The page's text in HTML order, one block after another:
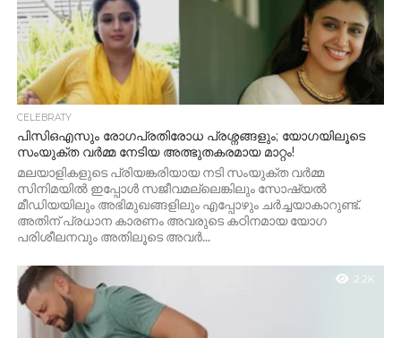
CELEBRATY
പിസിഒഎസും രോഗപ്രതിരോധ പ്രശ്നങ്ങളും; യോഗയിലൂടെ
സംയുക്ത വർമ്മ നേടിയ അത്ഭുതകരമായ മാറ്റം!
മലയാളികളുടെ പ്രിയങ്കരിയായ നടി സംയുക്ത വർമ്മ
സിനിമയിൽ ഇപ്പോൾ സജീവമല്ലെങ്കിലും സോഷ്യൽ
മീഡിയയിലും അഭിമുഖങ്ങളിലും എപ്പോഴും ചർച്ചയാകാറുണ്ട്.
അതിന് പ്രധാന കാരണം അവരുടെ കഠിനമായ യോഗ
പരിശീലനവും അതിലൂടെ അവർ...
2.2K